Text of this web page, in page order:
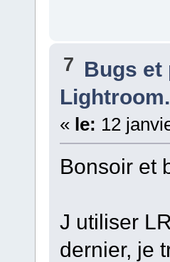
7 Bugs et
« le: 12
Bonsoir et
J utiliser
dernier, je